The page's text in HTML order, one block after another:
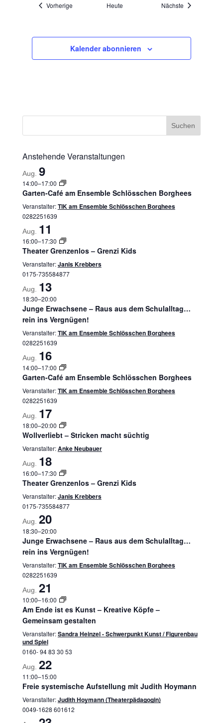
Vorherige Veranstaltungen
Heute Nächste
Kalender abonnieren
Anstehende Veranstaltungen
Aug. 9
14:00–17:00
Garten-Café am Ensemble Schlösschen Borghees
Veranstalter:TIK am Ensemble Schlösschen Borghees
0282251639
Aug. 11
16:00–17:30
Theater Grenzenlos – Grenzi Kids
Veranstalter:Janis Krebbers
0175-735584877
Aug. 13
18:30–20:00
Junge Erwachsene – Raus aus dem Schulalltag…
rein ins Vergnügen!
Veranstalter:TIK am Ensemble Schlösschen Borghees
0282251639
Aug. 16
14:00–17:00
Garten-Café am Ensemble Schlösschen Borghees
Veranstalter:TIK am Ensemble Schlösschen Borghees
0282251639
Aug. 17
18:00–20:00
Wollverliebt – Stricken macht süchtig
Veranstalter:Anke Neubauer
Aug. 18
16:00–17:30
Theater Grenzenlos – Grenzi Kids
Veranstalter:Janis Krebbers
0175-735584877
Aug. 20
18:30–20:00
Junge Erwachsene – Raus aus dem Schulalltag…
rein ins Vergnügen!
Veranstalter:TIK am Ensemble Schlösschen Borghees
0282251639
Aug. 21
10:00–16:00
Am Ende ist es Kunst – Kreative Köpfe –
Gemeinsam gestalten
Veranstalter:Sandra Heinzel - Schwerpunkt Kunst / Figurenbau
und Spiel
0160- 94 83 30 53
Aug. 22
11:00–15:00
Freie systemische Aufstellung mit Judith Hoymann
Veranstalter:Judith Hoymann (Theaterpädagogin)
0049-1628 601612